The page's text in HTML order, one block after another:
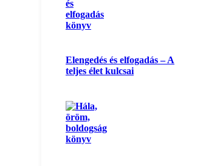
Elengedés és elfogadás – A
teljes élet kulcsai